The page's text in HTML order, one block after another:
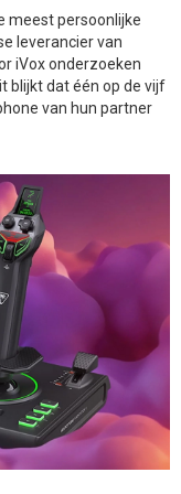
meest persoonlijke
leverancier van
iVox onderzoeken
blijkt dat één op de vijf
van hun partner